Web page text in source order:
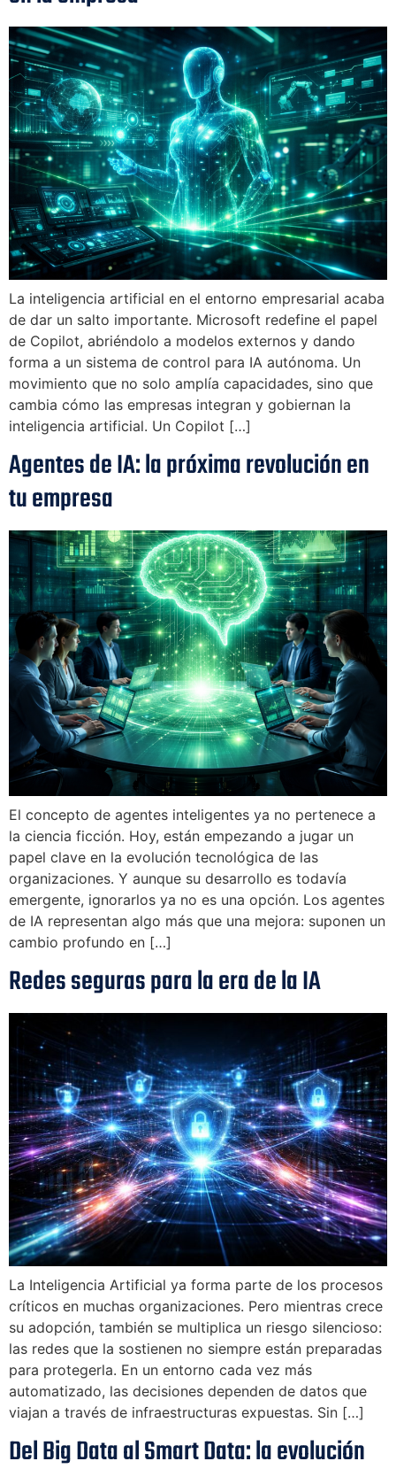
La inteligencia artificial en el entorno empresarial acaba
de dar un salto importante. Microsoft redefine el papel
de Copilot, abriéndolo a modelos externos y dando
forma a un sistema de control para IA autónoma. Un
movimiento que no solo amplía capacidades, sino que
cambia cómo las empresas integran y gobiernan la
inteligencia artificial. Un Copilot […]
Agentes de IA: la próxima revolución en
tu empresa
El concepto de agentes inteligentes ya no pertenece a
la ciencia ficción. Hoy, están empezando a jugar un
papel clave en la evolución tecnológica de las
organizaciones. Y aunque su desarrollo es todavía
emergente, ignorarlos ya no es una opción. Los agentes
de IA representan algo más que una mejora: suponen un
cambio profundo en […]
Redes seguras para la era de la IA
La Inteligencia Artificial ya forma parte de los procesos
críticos en muchas organizaciones. Pero mientras crece
su adopción, también se multiplica un riesgo silencioso:
las redes que la sostienen no siempre están preparadas
para protegerla. En un entorno cada vez más
automatizado, las decisiones dependen de datos que
viajan a través de infraestructuras expuestas. Sin […]
Del Big Data al Smart Data: la evolución